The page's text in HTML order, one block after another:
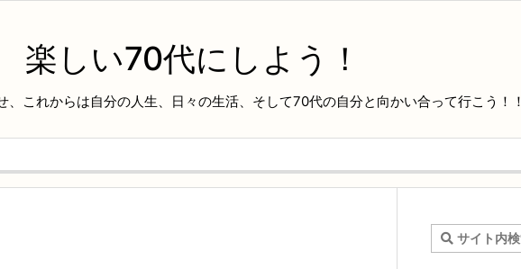
楽しい70代にしよう！
、これからは自分の人生、日々の生活、そして70代の自分と向かい合って行こう！！